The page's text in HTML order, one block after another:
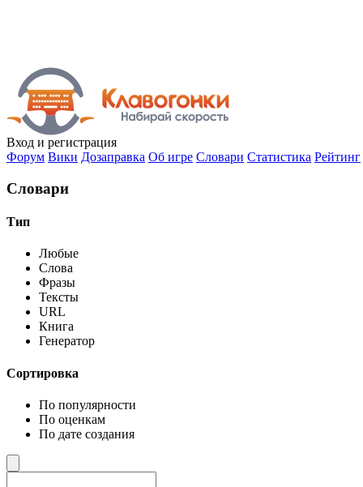
Вход и регистрация
Форум Вики Дозаправка Об игре Словари Статистика Рейтинг
Словари
Тип
Любые
Слова
Фразы
Тексты
URL
Книга
Генератор
Сортировка
По популярности
По оценкам
По дате создания